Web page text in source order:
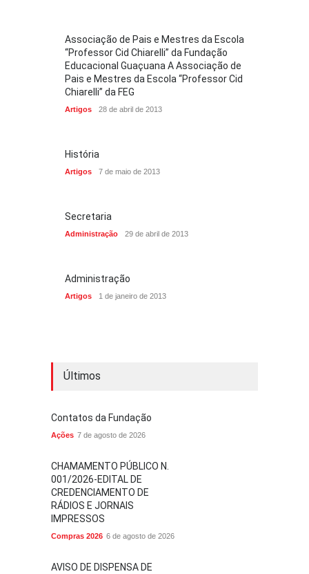
Associação de Pais e Mestres da Escola
“Professor Cid Chiarelli” da Fundação
Educacional Guaçuana A Associação de
Pais e Mestres da Escola “Professor Cid
Chiarelli” da FEG
Artigos 28 de abril de 2013
História
Artigos 7 de maio de 2013
Secretaria
Administração 29 de abril de 2013
Administração
Artigos 1 de janeiro de 2013
Últimos
Contatos da Fundação
Ações 7 de agosto de 2026
CHAMAMENTO PÚBLICO N.
001/2026-EDITAL DE
CREDENCIAMENTO DE
RÁDIOS E JORNAIS
IMPRESSOS
Compras 2026 6 de agosto de 2026
AVISO DE DISPENSA DE